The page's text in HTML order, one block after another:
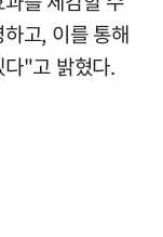
고, 이를 통해
"고 밝혔다.